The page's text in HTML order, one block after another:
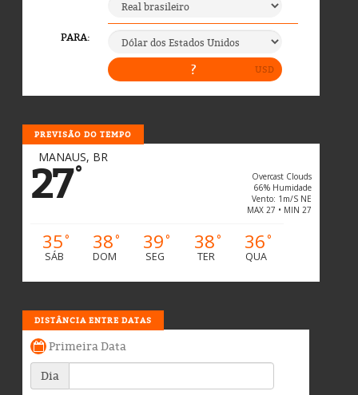
PREVISÃO DO TEMPO
MANAUS, BR
27°
Overcast Clouds
66% Humidade
Vento: 1m/s NE
MAX 27 • MIN 27
35°
SÁB
38°
DOM
39°
SEG
38°
TER
36°
QUA
DISTÂNCIA ENTRE DATAS